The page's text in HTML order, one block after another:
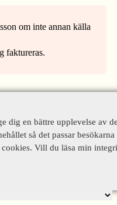
om inte annan källa
faktureras.
dig en bättre upplevelse av
så det passar
Vill du läsa min